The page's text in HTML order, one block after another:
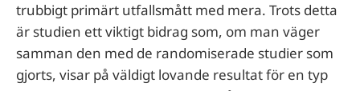
trubbigt primärt utfallsmått med mera. Trots detta
är studien ett viktigt bidrag som, om man väger
samman den med de randomiserade studier som
gjorts, visar på väldigt lovande resultat för en typ